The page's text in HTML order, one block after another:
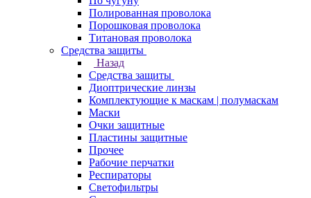
Полированная проволока
Порошковая проволока
Титановая проволока
Средства защиты
Назад
Средства защиты
Диоптрические линзы
Комплектующие к маскам | полумаскам
Маски
Очки защитные
Пластины защитные
Прочее
Рабочие перчатки
Респираторы
Светофильтры